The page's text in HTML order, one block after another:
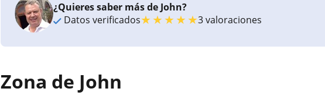
¿Quieres saber más de John?
Datos verificados★★★★★3 valoraciones
Zona de John